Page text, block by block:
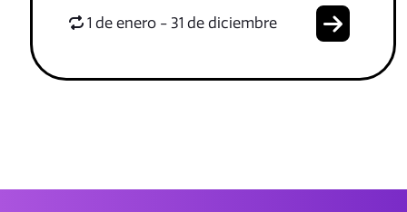
1 de enero - 31 de diciembre